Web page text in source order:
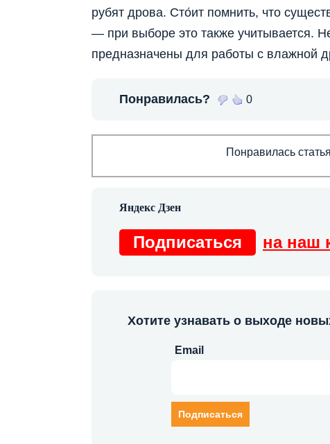
рубят дрова. Сто́ит помнить, что
— при выборе это также учитывается.
предназначены для работы с влажной
Понравилась? 0
Понравилась
Подписаться на наш
Хотите узнавать о выходе
Email